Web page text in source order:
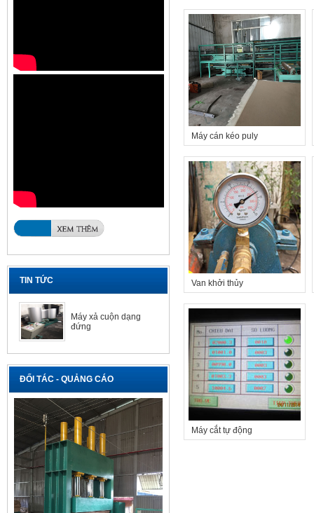
TIN TỨC
Máy xả cuộn dạng
đứng
ĐỐI TÁC - QUẢNG CÁO
Máy cán kéo puly
Van khởi thủy
Máy cắt tự động